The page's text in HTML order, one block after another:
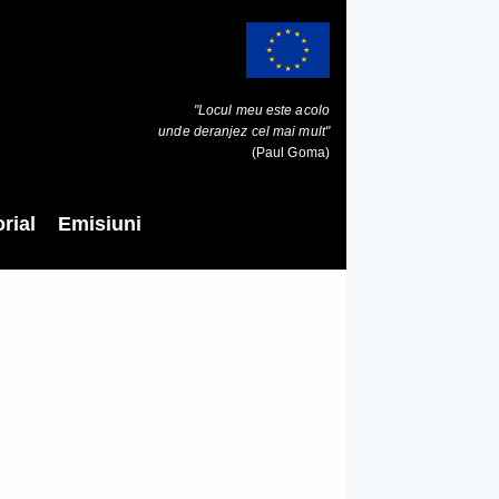
"Locul meu este acolo
unde deranjez cel mai mult"
(Paul Goma)
Emisiuni